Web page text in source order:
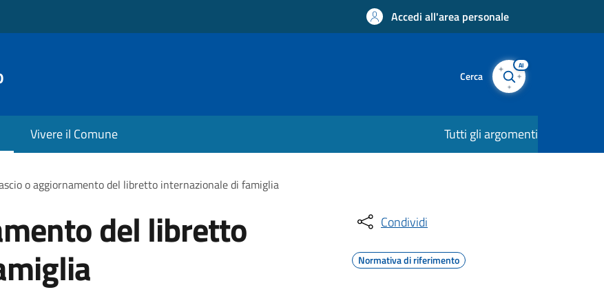
Accedi all'area personale
Cerca
AI
Vivere il Comune Tutti gli argomenti
o aggiornamento del libretto internazionale di famiglia
del libretto Condividi
Normativa di riferimento